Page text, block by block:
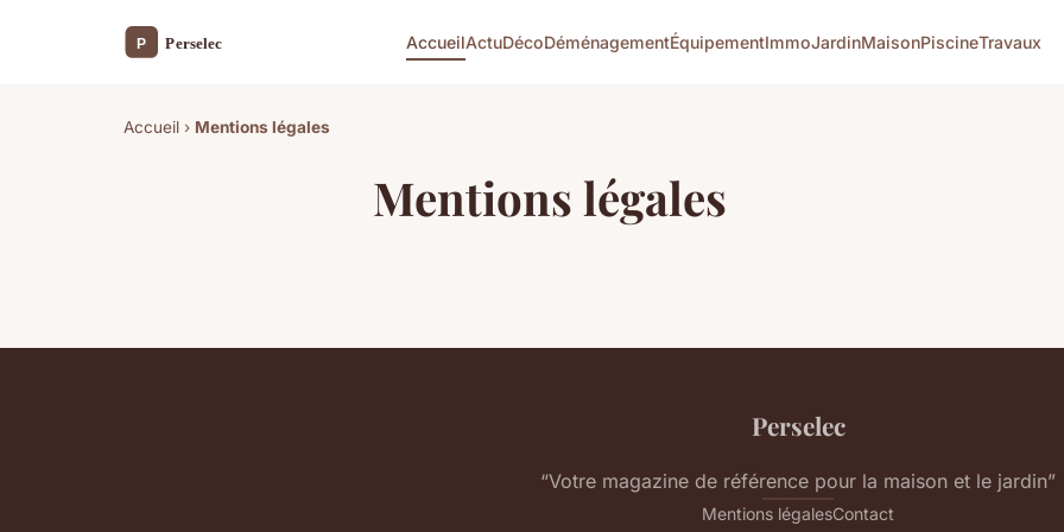
AccueilActuDécoDéménagementÉquipementImmoJardinMaisonPiscineTravaux
Accueil › Mentions légales
Mentions légales
Perselec
“Votre magazine de référence pour la maison et le jardin”
Mentions légalesContact